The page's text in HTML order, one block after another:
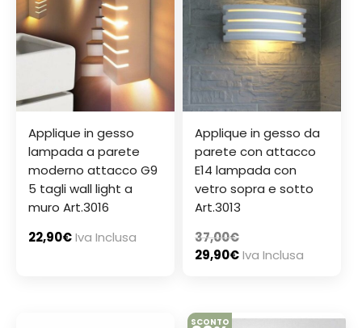
Applique in gesso
lampada a parete
moderno attacco G9
5 tagli wall light a
muro Art.3016
22,90€Iva Inclusa
Applique in gesso da
parete con attacco
E14 lampada con
vetro sopra e sotto
Art.3013
37,00€
29,90€Iva Inclusa
SCONTO